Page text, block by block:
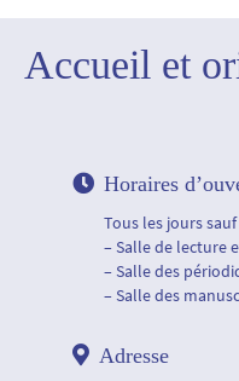
Accueil et
Horaires
Tous les jours
– Salle de lecture
– Salle des
– Salle des
Adresse